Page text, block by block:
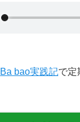
Ba bao実践記で定